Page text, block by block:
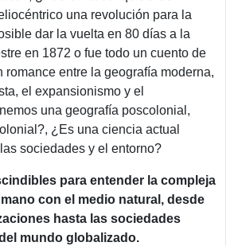
una revolución para la
dar la vuelta en 80 días a la
en 1872 o fue todo un cuento de
romance entre la geografía moderna,
el expansionismo y el
una geografía poscolonial,
¿Es una ciencia actual
sociedades y el entorno?
para entender la compleja
con el medio natural, desde
hasta las sociedades
mundo globalizado.